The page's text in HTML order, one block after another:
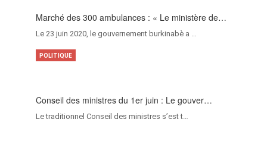
Marché des 300 ambulances : « Le ministère de…
Le 23 juin 2020, le gouvernement burkinabè a …
Conseil des ministres du 1er juin : Le gouver…
Le traditionnel Conseil des ministres s’est t…
POLITIQUE